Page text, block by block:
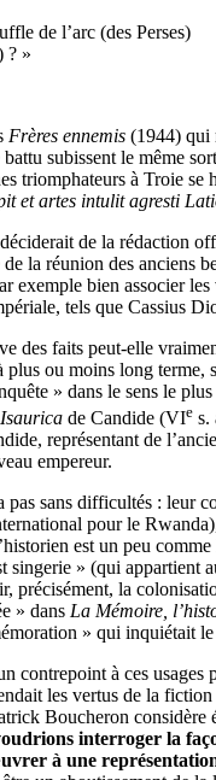
de l’arc (des Perses)
? »
Frères ennemis (1944) qui
subissent le même
triomphateurs à Troie se
et artes intulit agresti
de la rédaction
la réunion des anciens
exemple bien associer
tels que Cassius
des faits peut-elle
ou moins long
» dans le sens le
Isaurica de Candide (VIe s.
représentant de
empereur.
sans difficultés : leur
pour le
est un peu
singerie » (qui appartient
précisément, la
» dans La Mémoire,
» qui inquiétait
contrepoint à ces
les vertus de la fiction
Boucheron
interroger la
à une